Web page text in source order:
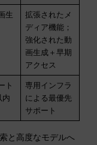
生
拡張されたメ
ディア機能；
強化された動
画生成＋早期
アクセス
ト
内
専用インフラ
による最優先
サポート
と高度なモデルへ